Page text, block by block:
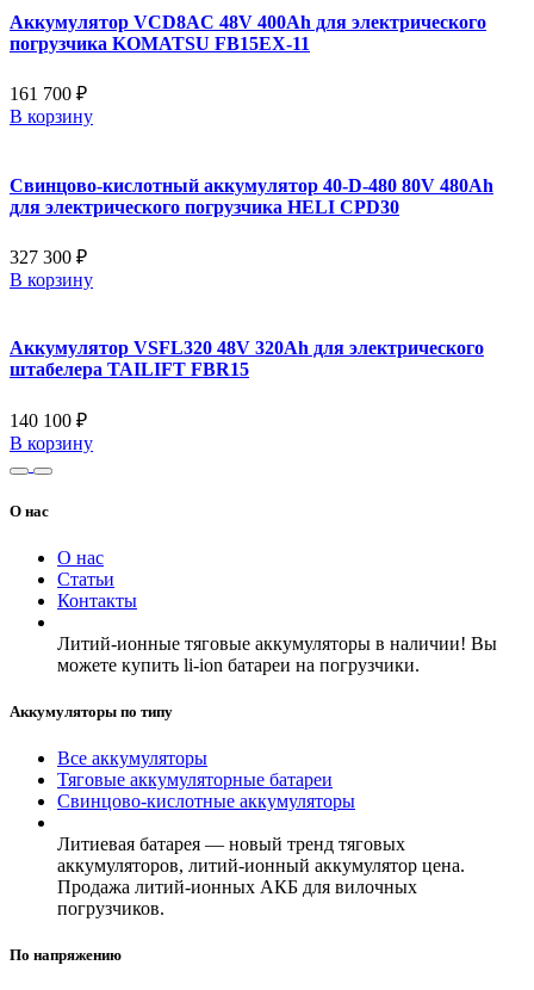
Аккумулятор VCD8AC 48V 400Ah для электрического
погрузчика KOMATSU FB15EX-11
161 700 ₽
В корзину
Свинцово-кислотный аккумулятор 40-D-480 80V 480Ah
для электрического погрузчика HELI CPD30
327 300 ₽
В корзину
Аккумулятор VSFL320 48V 320Ah для электрического
штабелера TAILIFT FBR15
140 100 ₽
В корзину
О нас
О нас
Статьи
Контакты
Литий-ионные тяговые аккумуляторы в наличии! Вы
можете купить li-ion батареи на погрузчики.
Аккумуляторы по типу
Все аккумуляторы
Тяговые аккумуляторные батареи
Свинцово-кислотные аккумуляторы
Литиевая батарея — новый тренд тяговых
аккумуляторов, литий-ионный аккумулятор цена.
Продажа литий-ионных АКБ для вилочных
погрузчиков.
По напряжению